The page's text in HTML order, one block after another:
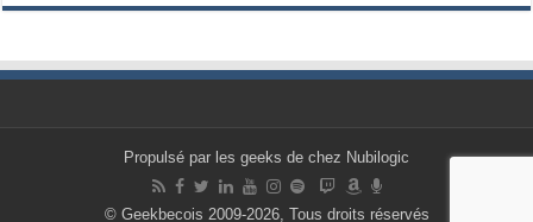
Propulsé par les geeks de chez Nubilogic
© Geekbecois 2009-2026, Tous droits réservés